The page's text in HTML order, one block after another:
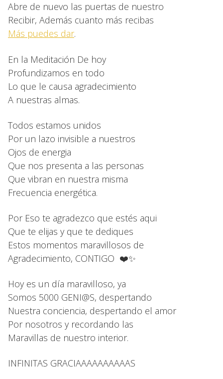
Abre de nuevo las puertas de nuestro
Recibir, Además cuanto más recibas
Más puedes dar.
En la Meditación De hoy
Profundizamos en todo
Lo que le causa agradecimiento
A nuestras almas.
Todos estamos unidos
Por un lazo invisible a nuestros
Ojos de energia
Que nos presenta a las personas
Que vibran en nuestra misma
Frecuencia energética.
Por Eso te agradezco que estés aqui
Que te elijas y que te dediques
Estos momentos maravillosos de
Agradecimiento, CONTIGO ❤️✨
Hoy es un día maravilloso, ya
Somos 5000 GENI@S, despertando
Nuestra conciencia, despertando el amor
Por nosotros y recordando las
Maravillas de nuestro interior.
INFINITAS GRACIAAAAAAAAAAS